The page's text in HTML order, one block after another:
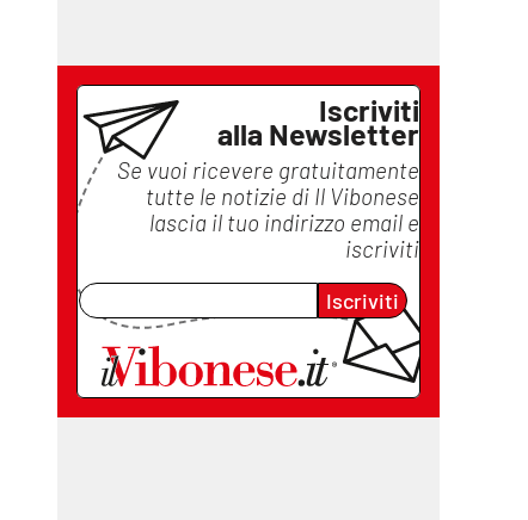
Iscriviti
alla Newsletter
Se vuoi ricevere gratuitamente
tutte le notizie di Il Vibonese
lascia il tuo indirizzo email e
iscriviti
Iscriviti